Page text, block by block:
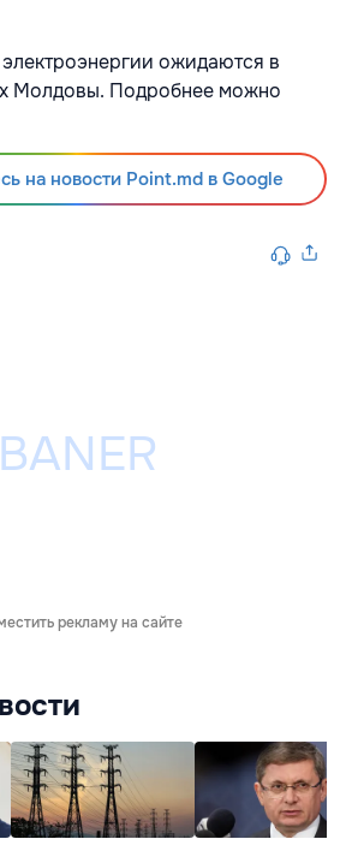
ожидаются в
Молдовы. Подробнее можно
на новости Point.md в Google
рекламу на сайте